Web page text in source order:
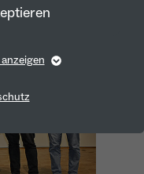
Funktionen